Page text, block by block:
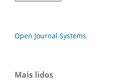
Open Journal Systems
Mais lidos